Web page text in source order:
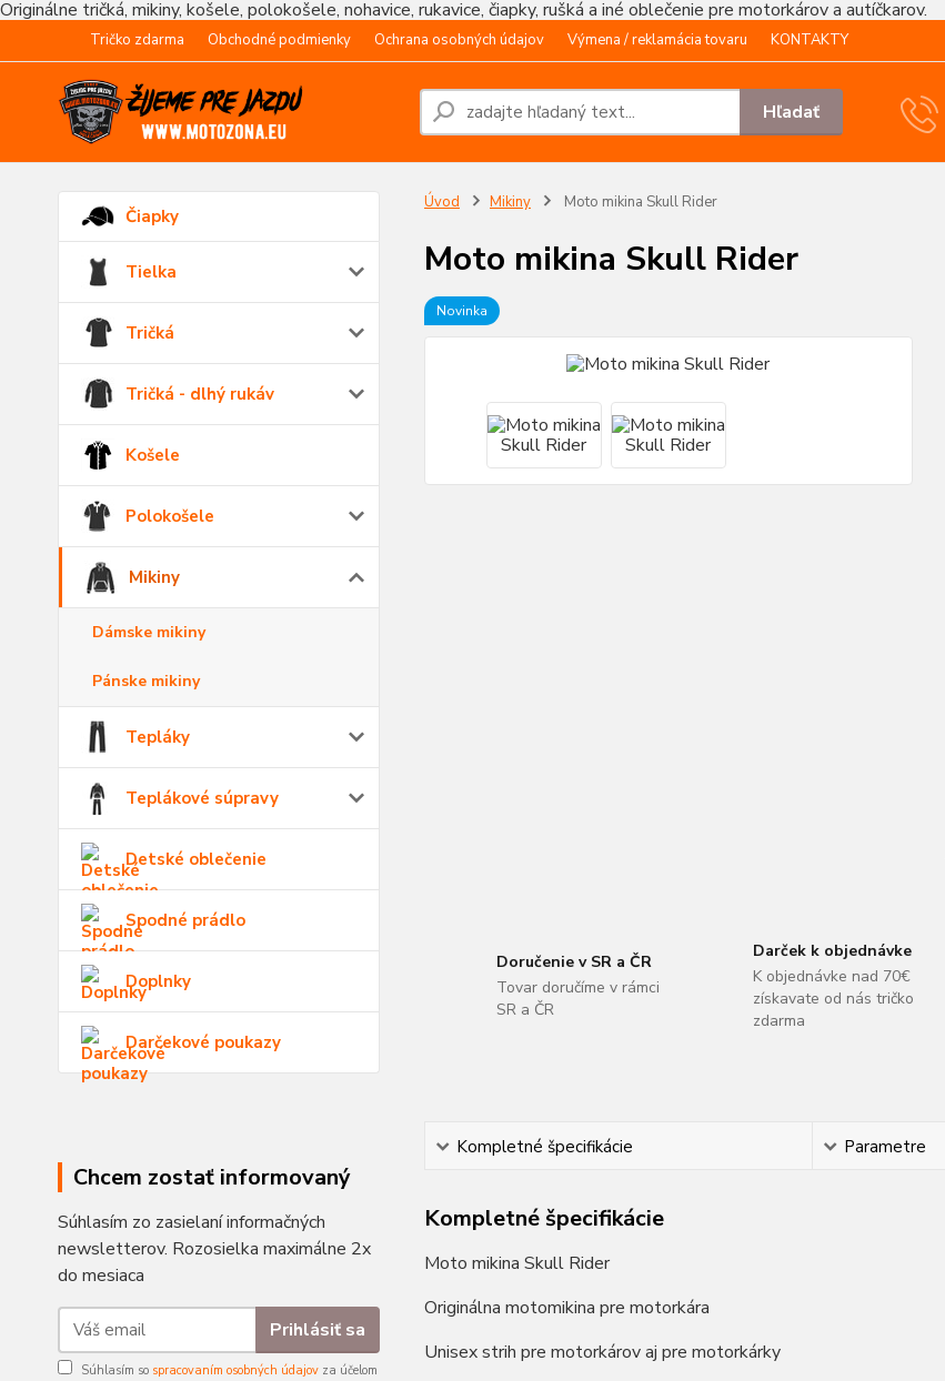
Originálne tričká, mikiny, košele, polokošele, nohavice, rukavice, čiapky, rušká a iné oblečenie pre motorkárov a autíčkarov.
Tričko zdarma Obchodné podmienky Ochrana osobných údajov Výmena / reklamácia tovaru KONTAKTY
Hľadať
Čiapky
Tielka
Tričká
Tričká - dlhý rukáv
Košele
Polokošele
Mikiny
Dámske mikiny
Pánske mikiny
Tepláky
Teplákové súpravy
Detské oblečenie
Spodné prádlo
Doplnky
Darčekové poukazy
Chcem zostať informovaný
Súhlasím zo zasielaní informačných
newsletterov. Rozosielka maximálne 2x
do mesiaca
Prihlásiť sa
Súhlasím so spracovaním osobných údajov za účelom
Úvod Mikiny Moto mikina Skull Rider
Moto mikina Skull Rider
Novinka
Doručenie v SR a ČR
Tovar doručíme v rámci
SR a ČR
Darček k objednávke
K objednávke nad 70€
získavate od nás tričko
zdarma
Kompletné špecifikácie Parametre
Kompletné špecifikácie
Moto mikina Skull Rider
Originálna motomikina pre motorkára
Unisex strih pre motorkárov aj pre motorkárky